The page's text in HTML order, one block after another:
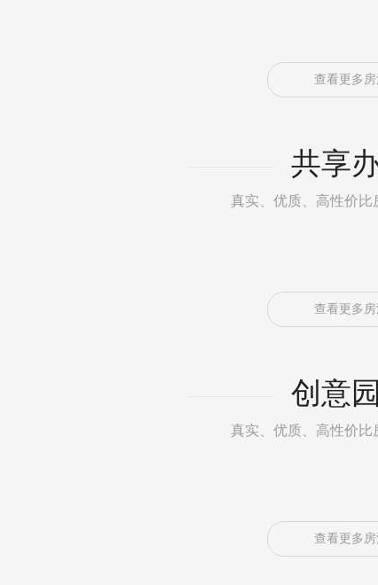
查看更多
共享
真实、优质、高性价比
查看更多
创意
真实、优质、高性价比
查看更多